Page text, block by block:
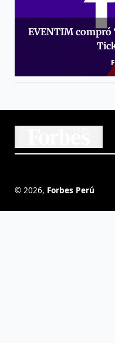
EVENTIM compró
© 2026, Forbes Perú